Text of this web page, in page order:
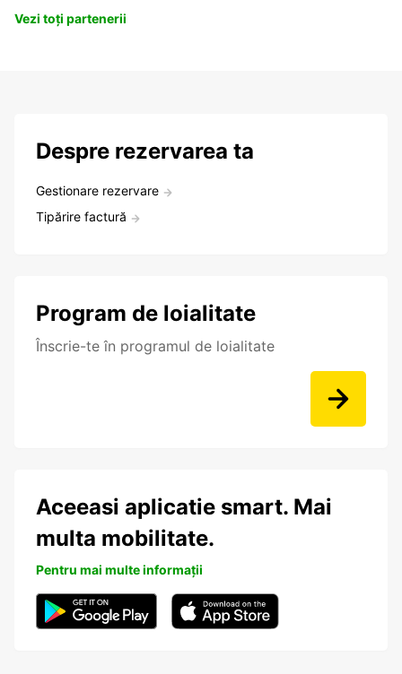
Vezi toți partenerii
Despre rezervarea ta
Gestionare rezervare
Tipărire factură
Program de loialitate
Înscrie-te în programul de loialitate
Aceeasi aplicatie smart. Mai
multa mobilitate.
Pentru mai multe informații